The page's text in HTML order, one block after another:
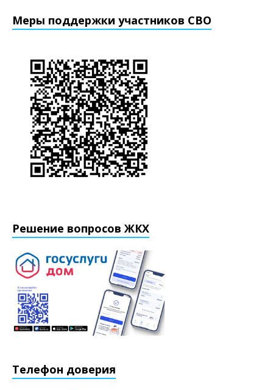
Меры поддержки участников СВО
Решение вопросов ЖКХ
Телефон доверия